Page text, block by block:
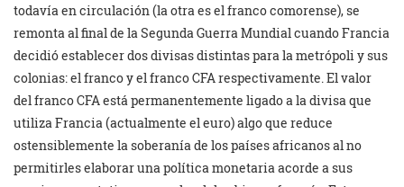
todavía en circulación (la otra es el franco comorense), se
remonta al final de la Segunda Guerra Mundial cuando Francia
decidió establecer dos divisas distintas para la metrópoli y sus
colonias: el franco y el franco CFA respectivamente. El valor
del franco CFA está permanentemente ligado a la divisa que
utiliza Francia (actualmente el euro) algo que reduce
ostensiblemente la soberanía de los países africanos al no
permitirles elaborar una política monetaria acorde a sus